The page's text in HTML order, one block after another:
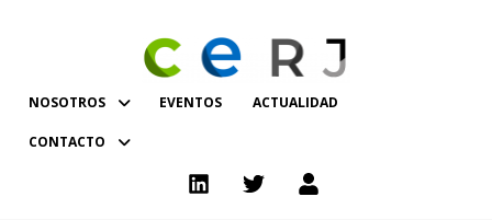
NOSOTROS EVENTOS ACTUALIDAD
CONTACTO